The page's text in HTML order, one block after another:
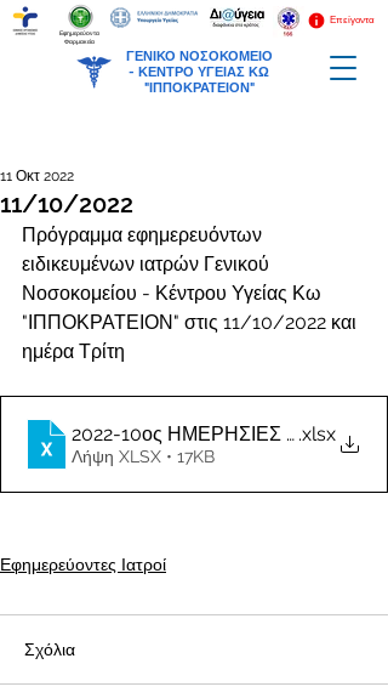
ΓΕΝΙΚΟ ΝΟΣΟΚΟΜΕΙΟ
- ΚΕΝΤΡΟ ΥΓΕΙΑΣ ΚΩ
"ΙΠΠΟΚΡΑΤΕΙΟΝ"
Επείγοντα
Εφημερεύοντα
Φαρμακεία
11/10/2022
11 Οκτ 2022
Πρόγραμμα εφημερευόντων
ειδικευμένων ιατρών Γενικού
Νοσοκομείου - Κέντρου Υγείας Κω
"ΙΠΠΟΚΡΑΤΕΙΟΝ" στις 11/10/2022 και
ημέρα Τρίτη
2022-10ος ΗΜΕΡΗΣΙΕΣ .xlsx
Λήψη XLSX • 17KB
Εφημερεύοντες Ιατροί
Σχόλια